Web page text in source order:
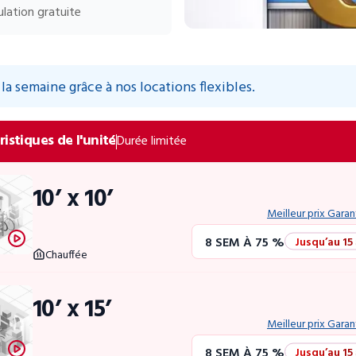
gratuite
semaine grâce à nos locations flexibles.
de l'unitéDurée limitée
10’ x 10’
Chauffée
Meilleur prix
8 SEM À 75 % Jusqu’au
4 SEM GRATUITES Unités
10’ x 15’ Meilleur prix